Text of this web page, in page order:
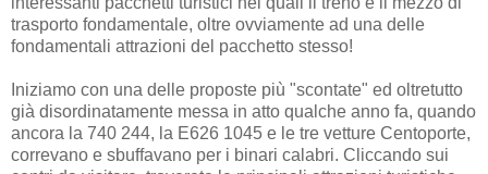
trasporto fondamentale, oltre ovviamente ad una delle
fondamentali attrazioni del pacchetto stesso!
Iniziamo con una delle proposte più "scontate" ed oltretutto
già disordinatamente messa in atto qualche anno fa, quando
ancora la 740 244, la E626 1045 e le tre vetture Centoporte,
correvano e sbuffavano per i binari calabri. Cliccando sui